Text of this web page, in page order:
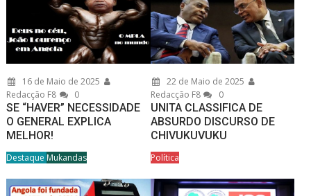
16 de Maio de 2025
Redacção F8
0
SE “HAVER” NECESSIDADE
O GENERAL EXPLICA
MELHOR!
Destaque Mukandas
22 de Maio de 2025
Redacção F8
0
UNITA CLASSIFICA DE
ABSURDO DISCURSO DE
CHIVUKUVUKU
Política